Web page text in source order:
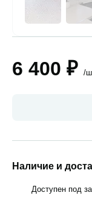
6 400 ₽ /
Наличие и
Доступен под